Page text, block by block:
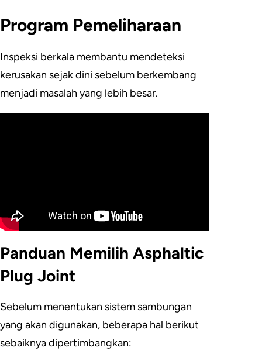
Program Pemeliharaan
Inspeksi berkala membantu mendeteksi
kerusakan sejak dini sebelum berkembang
menjadi masalah yang lebih besar.
Panduan Memilih Asphaltic
Plug Joint
Sebelum menentukan sistem sambungan
yang akan digunakan, beberapa hal berikut
sebaiknya dipertimbangkan: